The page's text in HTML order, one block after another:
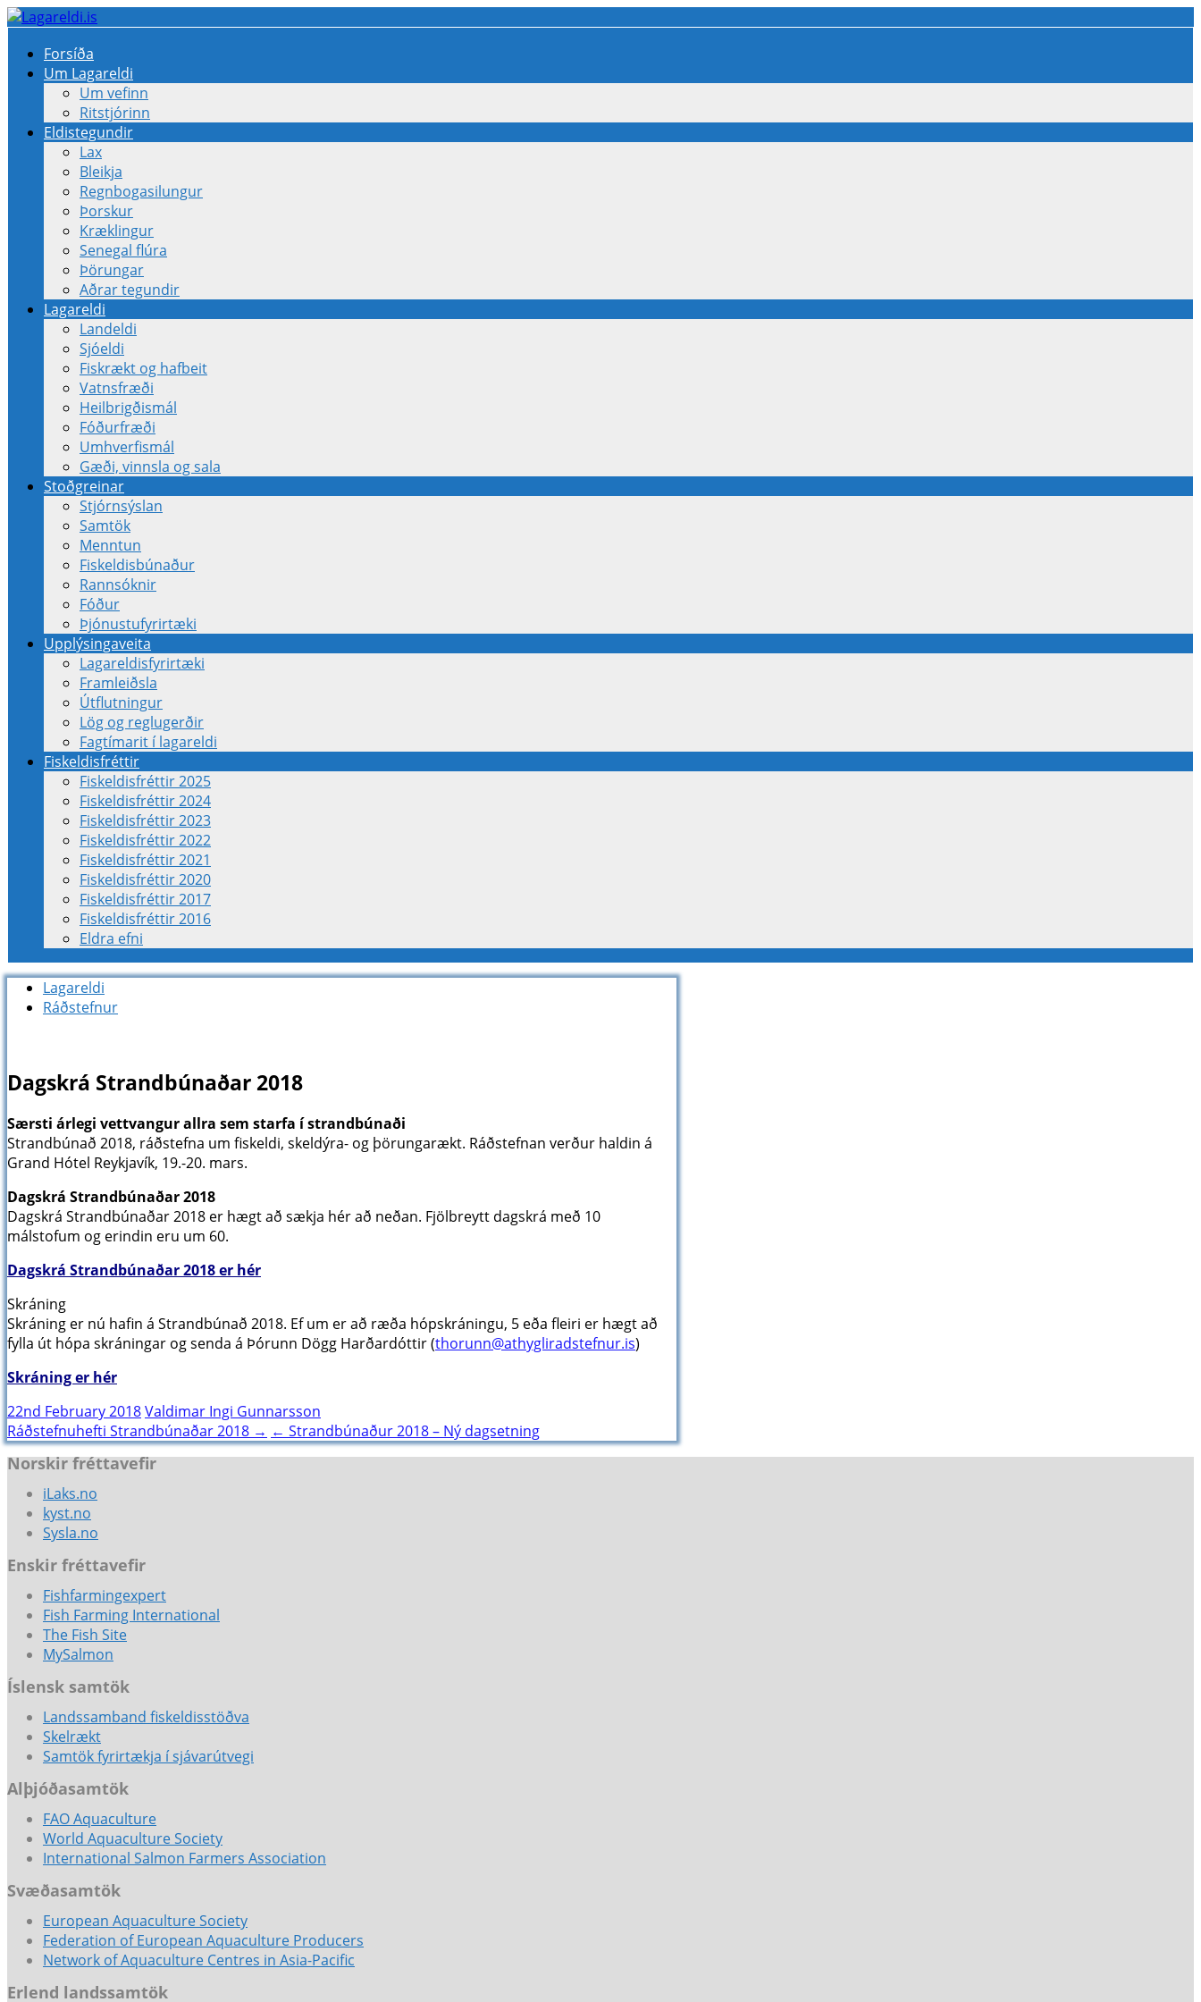
Forsíða
Um Lagareldi
Um vefinn
Ritstjórinn
Eldistegundir
Lax
Bleikja
Regnbogasilungur
Þorskur
Kræklingur
Senegal flúra
Þörungar
Aðrar tegundir
Lagareldi
Landeldi
Sjóeldi
Fiskrækt og hafbeit
Vatnsfræði
Heilbrigðismál
Fóðurfræði
Umhverfismál
Gæði, vinnsla og sala
Stoðgreinar
Stjórnsýslan
Samtök
Menntun
Fiskeldisbúnaður
Rannsóknir
Fóður
Þjónustufyrirtæki
Upplýsingaveita
Lagareldisfyrirtæki
Framleiðsla
Útflutningur
Lög og reglugerðir
Fagtímarit í lagareldi
Fiskeldisfréttir
Fiskeldisfréttir 2025
Fiskeldisfréttir 2024
Fiskeldisfréttir 2023
Fiskeldisfréttir 2022
Fiskeldisfréttir 2021
Fiskeldisfréttir 2020
Fiskeldisfréttir 2017
Fiskeldisfréttir 2016
Eldra efni
Lagareldi
Ráðstefnur
Dagskrá Strandbúnaðar 2018
Særsti árlegi vettvangur allra sem starfa í strandbúnaði
Strandbúnað 2018, ráðstefna um fiskeldi, skeldýra- og þörungarækt. Ráðstefnan verður haldin á
Grand Hótel Reykjavík, 19.-20. mars.
Dagskrá Strandbúnaðar 2018
Dagskrá Strandbúnaðar 2018 er hægt að sækja hér að neðan. Fjölbreytt dagskrá með 10
málstofum og erindin eru um 60.
Dagskrá Strandbúnaðar 2018 er hér
Skráning
Skráning er nú hafin á Strandbúnað 2018. Ef um er að ræða hópskráningu, 5 eða fleiri er hægt að
fylla út hópa skráningar og senda á Þórunn Dögg Harðardóttir (thorunn@athygliradstefnur.is)
Skráning er hér
22nd February 2018Valdimar Ingi Gunnarsson
Post
navigation
Ráðstefnuhefti Strandbúnaðar 2018 → ← Strandbúnaður 2018 – Ný dagsetning
Norskir fréttavefir
iLaks.no
kyst.no
Sysla.no
Enskir fréttavefir
Fishfarmingexpert
Fish Farming International
The Fish Site
MySalmon
Íslensk samtök
Landssamband fiskeldisstöðva
Skelrækt
Samtök fyrirtækja í sjávarútvegi
Alþjóðasamtök
FAO Aquaculture
World Aquaculture Society
International Salmon Farmers Association
Svæðasamtök
European Aquaculture Society
Federation of European Aquaculture Producers
Network of Aquaculture Centres in Asia-Pacific
Erlend landssamtök